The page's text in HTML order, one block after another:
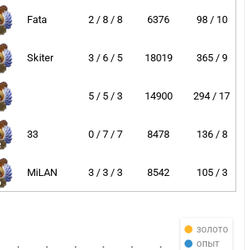
Fata 2 / 8 / 8 6376 98 / 10
Skiter 3 / 6 / 5 18019 365 / 9
5 / 5 / 3 14900 294 / 17
33 0 / 7 / 7 8478 136 / 8
MiLAN 3 / 3 / 3 8542 105 / 3
золото
опыт